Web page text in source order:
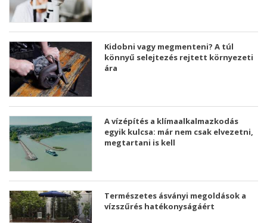
Kidobni vagy megmenteni? A túl
könnyű selejtezés rejtett környezeti
ára
A vízépítés a klímaalkalmazkodás
egyik kulcsa: már nem csak elvezetni,
megtartani is kell
Természetes ásványi megoldások a
vízszűrés hatékonyságáért